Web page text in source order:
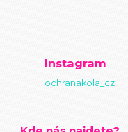
Instagram
ochranakola_cz